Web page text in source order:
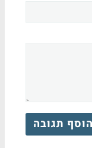
הוסף תגובה